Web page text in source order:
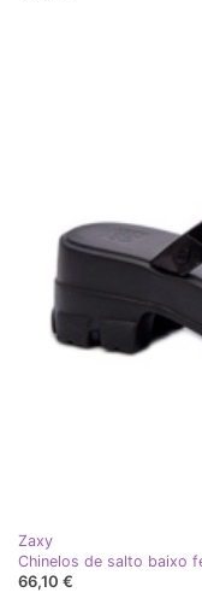
Zaxy
Chinelos de salto baixo
66,10 €